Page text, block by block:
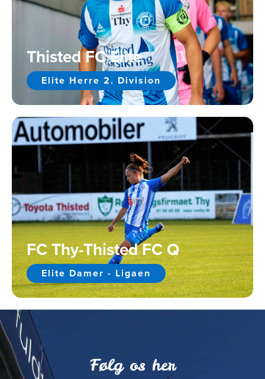
Thisted FC Elite
Elite Herre 2. Division
FC Thy-Thisted FC Q
Elite Damer - Ligaen
Følg os her